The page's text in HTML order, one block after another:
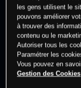
Les prix sont
dernières
les gens utilisent le
pouvons améliorer
à trouver des
contenu ou le
Autoriser tous les
Paramétrer les
Vous pouvez en
Gestion des Cookies